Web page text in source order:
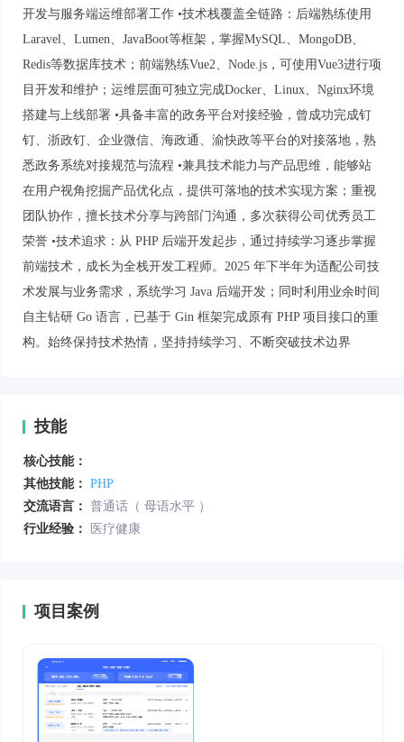
开发与服务端运维部署工作 •技术栈覆盖全链路：后端熟练使用
Laravel、Lumen、JavaBoot等框架，掌握MySQL、MongoDB、
Redis等数据库技术；前端熟练Vue2、Node.js，可使用Vue3进行项
目开发和维护；运维层面可独立完成Docker、Linux、Nginx环境
搭建与上线部署 •具备丰富的政务平台对接经验，曾成功完成钉
钉、浙政钉、企业微信、海政通、渝快政等平台的对接落地，熟
悉政务系统对接规范与流程 •兼具技术能力与产品思维，能够站
在用户视角挖掘产品优化点，提供可落地的技术实现方案；重视
团队协作，擅长技术分享与跨部门沟通，多次获得公司优秀员工
荣誉 •技术追求：从 PHP 后端开发起步，通过持续学习逐步掌握
前端技术，成长为全栈开发工程师。2025 年下半年为适配公司技
术发展与业务需求，系统学习 Java 后端开发；同时利用业余时间
自主钻研 Go 语言，已基于 Gin 框架完成原有 PHP 项目接口的重
构。始终保持技术热情，坚持持续学习、不断突破技术边界
技能
核心技能：
其他技能： PHP
交流语言： 普通话（ 母语水平 ）
行业经验：
医疗健康
项目案例